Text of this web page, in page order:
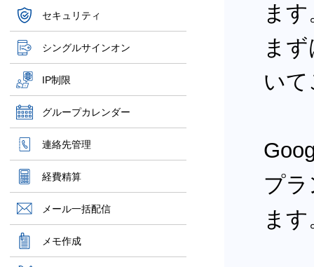
セキュリティ
シングルサインオン
IP制限
グループカレンダー
連絡先管理
経費精算
メール一括配信
メモ作成
ま
ま
い
プ
ま